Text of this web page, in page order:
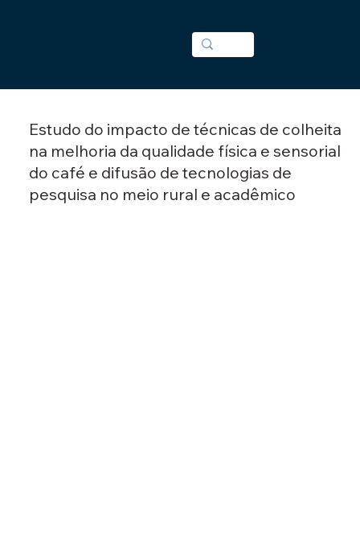
Estudo do impacto de técnicas de colheita
na melhoria da qualidade física e sensorial
do café e difusão de tecnologias de
pesquisa no meio rural e acadêmico